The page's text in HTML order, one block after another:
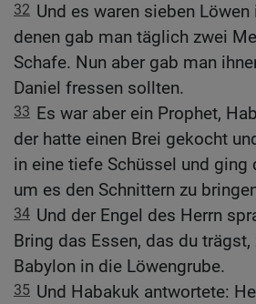
32 Und es waren sieben Löwen
denen gab man täglich zwei
Schafe. Nun aber gab man
Daniel fressen sollten.
33 Es war aber ein Prophet,
der hatte einen Brei gekocht
in eine tiefe Schüssel und ging
um es den Schnittern zu
34 Und der Engel des Herrn
Bring das Essen, das du trägst,
Babylon in die Löwengrube.
35 Und Habakuk antwortete: